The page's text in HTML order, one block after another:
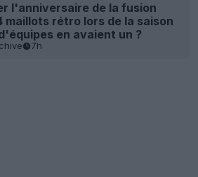
l'anniversaire de la fusion
maillots rétro lors de la saison
en avaient un ?
7h